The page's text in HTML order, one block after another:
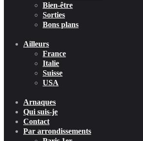
Bien-être
Sorties
Bons plans
Ailleurs
France
Italie
Suisse
USA
Arnaques
Qui suis-je
Contact
Par arrondissements